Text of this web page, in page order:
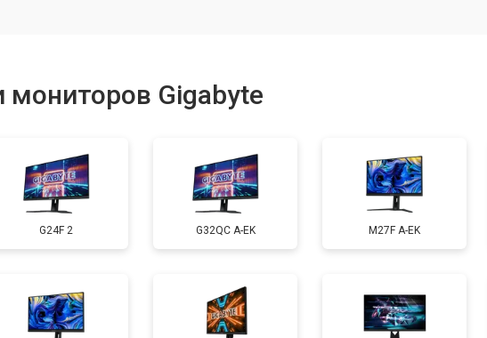
мониторов Gigabyte
G24F 2 G32QC A-EK M27F A-EK